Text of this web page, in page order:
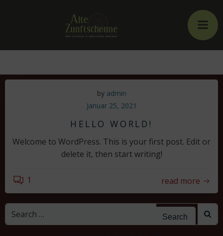
springen
by admin
Januar 25, 2021
HELLO WORLD!
Welcome to WordPress. This is your first post. Edit or
delete it, then start writing!
1 read more
SEARCH
FOR: